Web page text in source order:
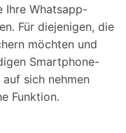
Ihre Whatsapp-
Für diejenigen, die
möchten und
Smartphone-
sich nehmen
Funktion.